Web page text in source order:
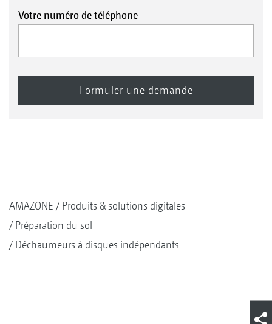
Votre numéro de téléphone
AMAZONE
Produits & solutions digitales
Préparation du sol
Déchaumeurs à disques indépendants